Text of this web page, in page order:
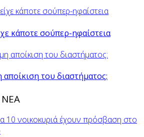
κάποτε σούπερ-ηφαίστεια
αποίκιση του διαστήματος: